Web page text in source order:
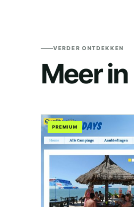
VERDER ONTDEKKEN
Meer in
PREMIUM